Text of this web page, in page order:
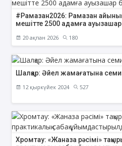
#Рамазан2026: Рамазан
мешітте 2500 адамға ауызашар
20 ақпан 2026 180
Шалқар: Әйел жамағатына
12 қыркүйек 2024 527
Хромтау: «Жаназа рәсімі»